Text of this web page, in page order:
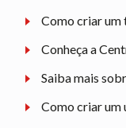
Como criar um
Conheça a
Saiba mais
Como criar um